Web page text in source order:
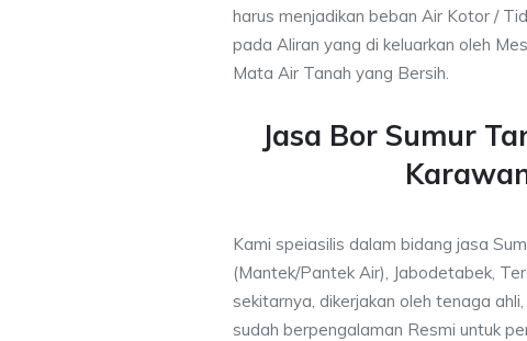
harus menjadikan beban Air Kotor /
pada Aliran yang di keluarkan oleh
Mata Air Tanah yang Bersih.
Jasa Bor Sumur
Kami speiasilis dalam bidang jasa
(Mantek/Pantek Air), Jabodetabek,
sekitarnya, dikerjakan oleh tenaga
sudah berpengalaman Resmi untuk